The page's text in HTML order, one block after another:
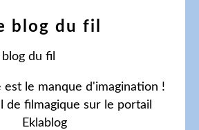
blog du fil
est le manque d'imagination !
de filmagique sur le portail
Eklablog